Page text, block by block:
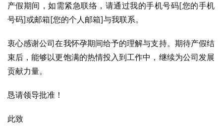
产假期间，如需紧急联络，请通过我的手机号码[您的手机
号码]或邮箱[您的个人邮箱]与我联系。
衷心感谢公司在我怀孕期间给予的理解与支持。期待产假结
束后，能够以更饱满的热情投入到工作中，继续为公司发展
贡献力量。
恳请领导批准！
此致